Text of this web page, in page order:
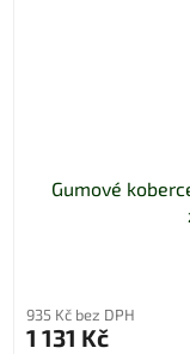
Gumové
935 Kč bez DPH
1 131 Kč